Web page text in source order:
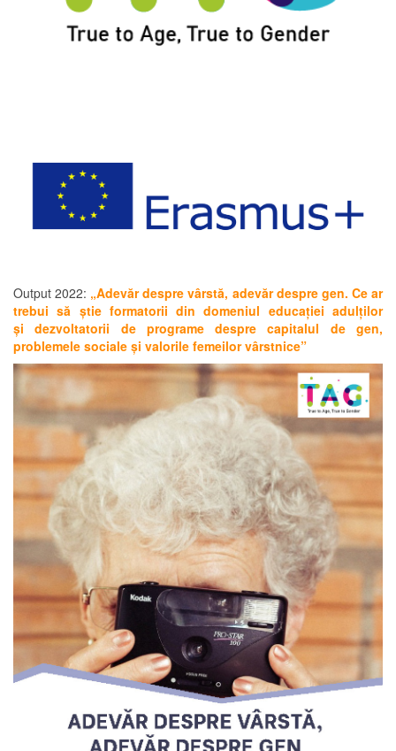
Output 2022: „Adevăr despre vârstă, adevăr despre gen. Ce ar
trebui să știe formatorii din domeniul educației adulților
și dezvoltatorii de programe despre capitalul de gen,
problemele sociale și valorile femeilor vârstnice”